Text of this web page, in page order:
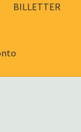
BILLETTER